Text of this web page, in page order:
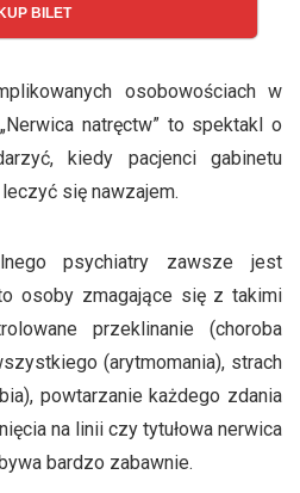
KUP BILET
osobowościach w
natręctw” to spektakl o
kiedy pacjenci gabinetu
się nawzajem.
psychiatry zawsze jest
osoby zmagające się z takimi
przeklinanie (choroba
(arytmomania), strach
powtarzanie każdego zdania
na linii czy tytułowa nerwica
bardzo zabawnie.